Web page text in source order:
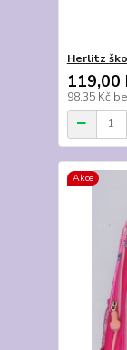
Herlitz
119,00
98,35 Kč
Akce